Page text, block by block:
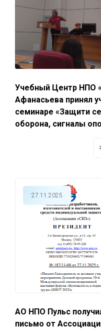
Учебный Центр НПО
Афанасьева принял
семинаре «Защити
оборона, сигналы
27.11.2025
АО НПО Пульс
письмо от